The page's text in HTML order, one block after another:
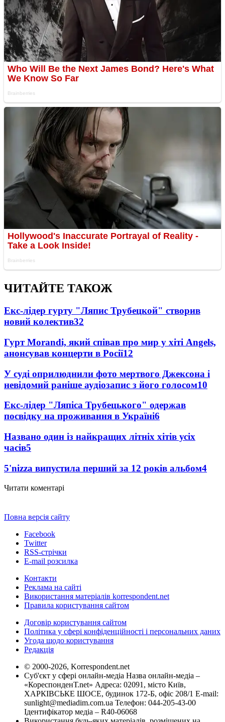
ЧИТАЙТЕ ТАКОЖ
Екс-лідер гурту "Ляпис Трубецкой" створив
новий колектив32
Гурт Morandi, який співав про мир у хіті Angels,
анонсував концерти в Росії12
У суді оприлюднили фото мертвого Джексона і
невідомий раніше аудіозапис з його голосом10
Екс-лідер "Ляпіса Трубецького" одержав
посвідку на проживання в Україні6
Названо один із найкращих літніх хітів усіх
часів5
5'nizza випустила перший за 12 років альбом4
Читати коментарі
Повна версія сайту
Facebook
Twitter
RSS-стрічки
E-mail розсилка
Контакти
Реклама на сайті
Використання матеріалів korrespondent.net
Правила користування сайтом
Договір користування сайтом
Політика у сфері конфіденційності і персональних даних
Угода щодо користування
Редакція
© 2000-2026, Korrespondent.net
Суб'єкт у сфері онлайн-медіа Назва онлайн-медіа –
«КореспонденТ.net» Адреса: 02091, місто Київ,
ХАРКІВСЬКЕ ШОСЕ, будинок 172-Б, офіс 208/1 E-mail:
sunlight@mediadim.com.ua Телефон: 044-205-43-00
Ідентифікатор медіа – R40-06068